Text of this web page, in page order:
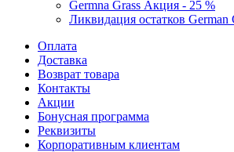
Germna Grass Акция - 25 %
Ликвидация остатков German
Оплата
Доставка
Возврат товара
Контакты
Акции
Бонусная программа
Реквизиты
Корпоративным клиентам